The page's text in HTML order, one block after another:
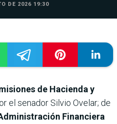
DE 2026 19:30
de Hacienda y
el senador Silvio Ovelar; de
Financiera